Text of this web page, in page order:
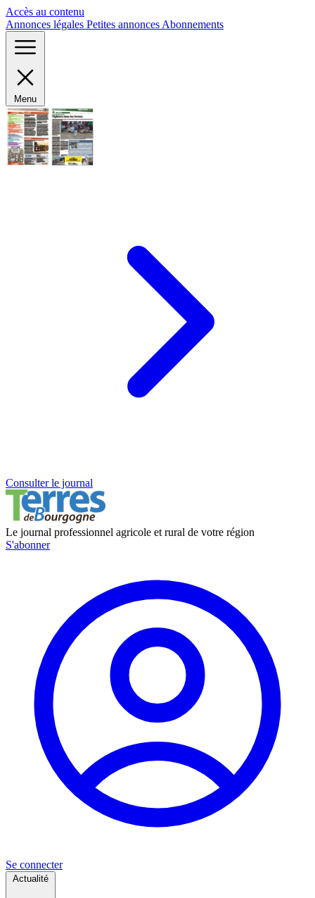
Accès au contenu
Annonces légales Petites annonces Abonnements
Menu
Consulter le journal
Le journal professionnel agricole et rural de votre région
S'abonner
Se connecter
Actualité
Panneau de gestion des cookies